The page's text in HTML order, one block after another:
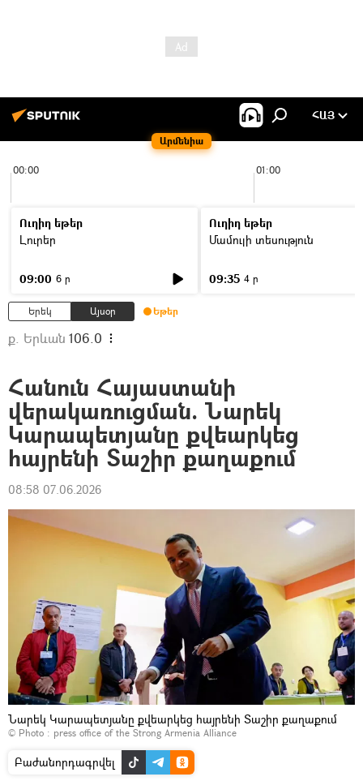
Արմենիա
ՀԱՅ
00:00 01:00
Ուղիղ եթեր
Լուրեր
09:00 6 ր
Ուղիղ եթեր
Մամուլի տեսություն
09:35 4 ր
Երեկ Այսօր Եթեր
ք. Երևան 106.0
Հանուն Հայաստանի
վերակառուցման. Նարեկ
Կարապետյանը քվեարկեց
հայրենի Տաշիր քաղաքում
08:58 07.06.2026
Նարեկ Կարապետյանը քվեարկեց հայրենի Տաշիր քաղաքում
© Photo : press office of the Strong Armenia Alliance
Բաժանորդագրվել